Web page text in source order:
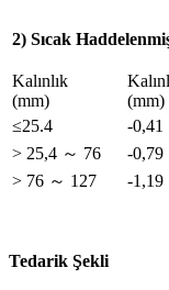
2) Sıcak
Kalınlık
(mm)
(mm)
≤25.4
-0,41
> 25,4 ～ 76
-0,79
> 76 ～ 127
-1,19
Tedarik Şekli